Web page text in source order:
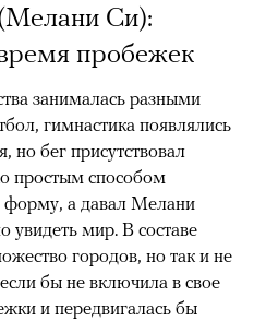
Си):
пробежек
занималась разными
гимнастика появлялись
но бег присутствовал
простым способом
форму, а давал Мелани
увидеть мир. В составе
городов, но так и не
бы не включила в свое
и передвигалась бы